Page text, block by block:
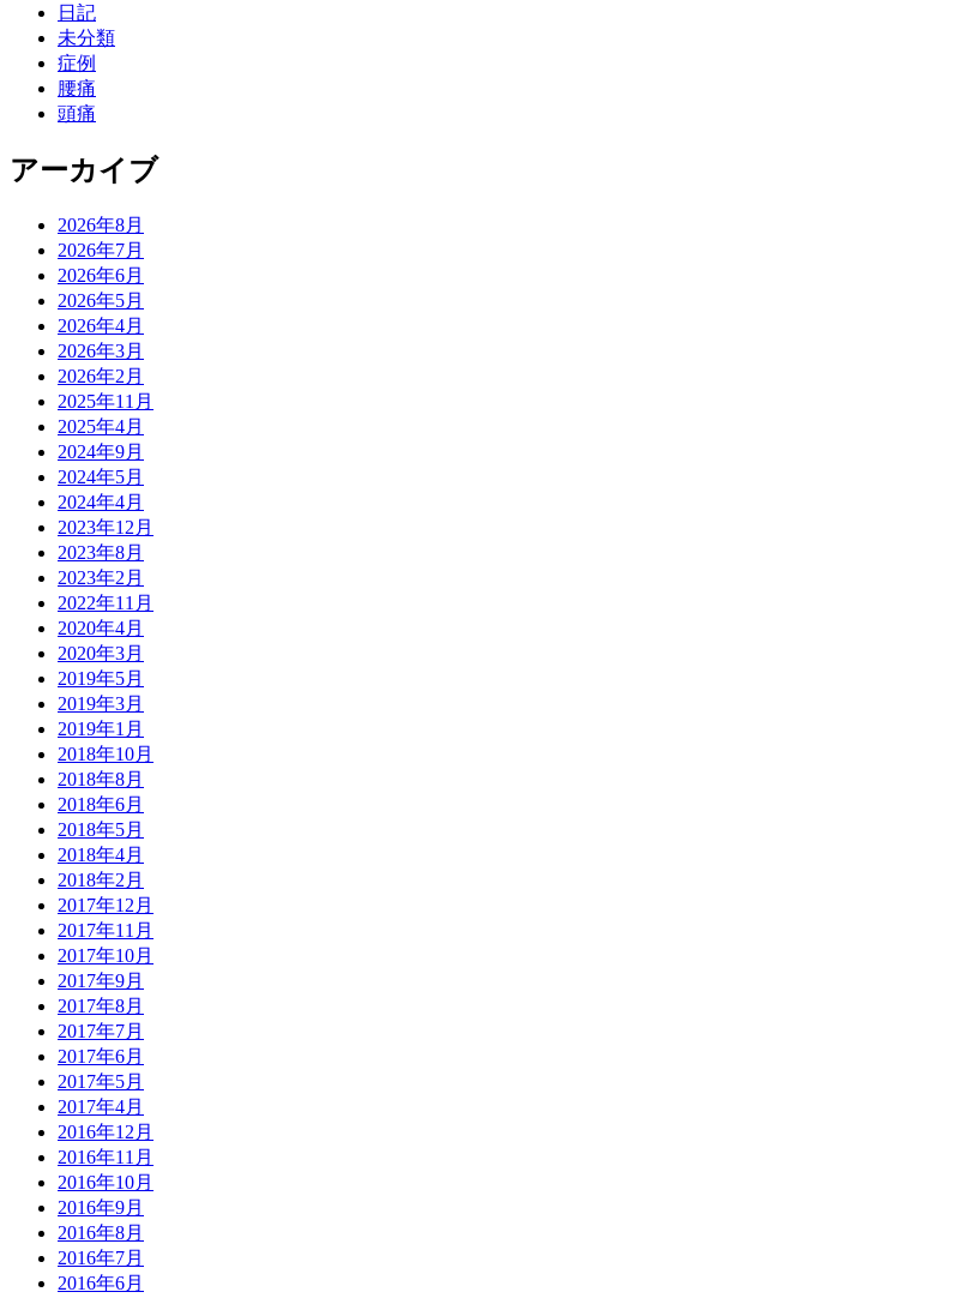
日記
未分類
症例
腰痛
頭痛
アーカイブ
2026年8月
2026年7月
2026年6月
2026年5月
2026年4月
2026年3月
2026年2月
2025年11月
2025年4月
2024年9月
2024年5月
2024年4月
2023年12月
2023年8月
2023年2月
2022年11月
2020年4月
2020年3月
2019年5月
2019年3月
2019年1月
2018年10月
2018年8月
2018年6月
2018年5月
2018年4月
2018年2月
2017年12月
2017年11月
2017年10月
2017年9月
2017年8月
2017年7月
2017年6月
2017年5月
2017年4月
2016年12月
2016年11月
2016年10月
2016年9月
2016年8月
2016年7月
2016年6月